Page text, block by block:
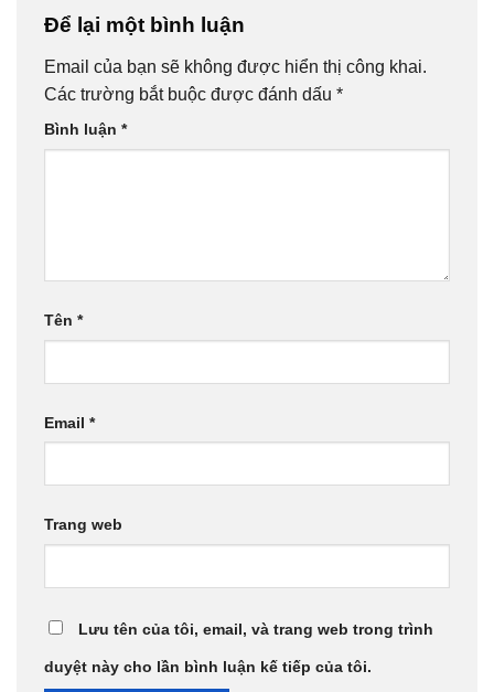
Để lại một bình luận
Email của bạn sẽ không được hiển thị công khai.
Các trường bắt buộc được đánh dấu *
Bình luận *
Tên *
Email *
Trang web
Lưu tên của tôi, email, và trang web trong trình
duyệt này cho lần bình luận kế tiếp của tôi.